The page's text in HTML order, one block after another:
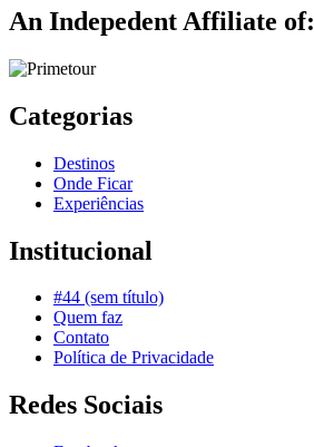
An Indepedent Affiliate of:
Categorias
Destinos
Onde Ficar
Experiências
Institucional
#44 (sem título)
Quem faz
Contato
Política de Privacidade
Redes Sociais